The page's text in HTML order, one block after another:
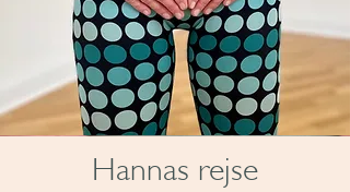
Hannas rejse